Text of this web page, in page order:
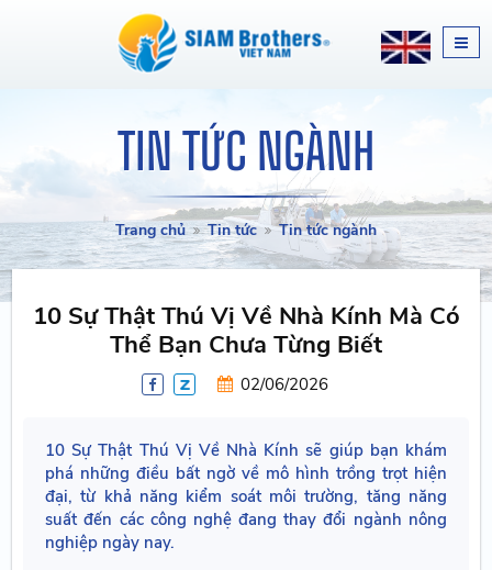
TIN TỨC NGÀNH
Trang chủ Tin tức Tin tức ngành
10 Sự Thật Thú Vị Về Nhà Kính Mà Có
Thể Bạn Chưa Từng Biết
02/06/2026
10 Sự Thật Thú Vị Về Nhà Kính sẽ giúp bạn khám
phá những điều bất ngờ về mô hình trồng trọt hiện
đại, từ khả năng kiểm soát môi trường, tăng năng
suất đến các công nghệ đang thay đổi ngành nông
nghiệp ngày nay.